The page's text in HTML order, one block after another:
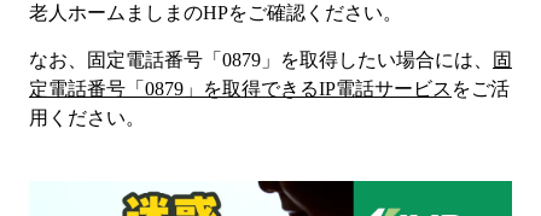
老人ホームましま のHPをご確認ください。
なお、固定電話番号「 0879 」を取得したい場合には、
固
定電話番号「 0879 」を取得できるIP電話サービス をご活
用ください。